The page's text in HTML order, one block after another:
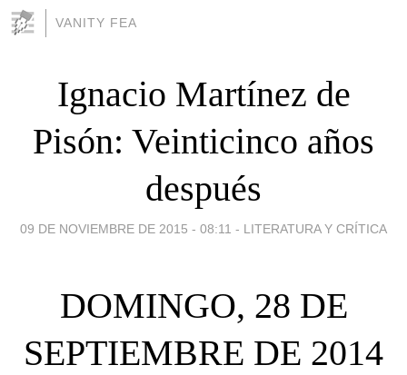
VANITY FEA
Ignacio Martínez de
Pisón: Veinticinco años
después
09 DE NOVIEMBRE DE 2015 - 08:11 - LITERATURA Y CRÍTICA
DOMINGO, 28 DE
SEPTIEMBRE DE 2014